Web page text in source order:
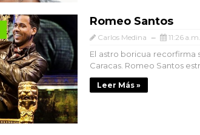
Romeo Santos
Carlos Medina 11:26 a.m.
El astro boricua recorfirma
Caracas. Romeo Santos
Leer Más »